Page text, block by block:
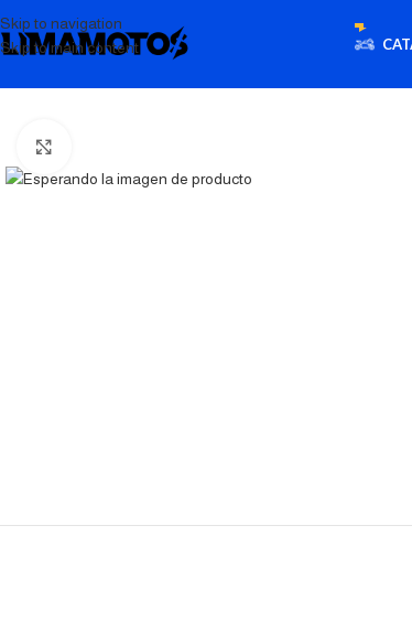
Skip to navigation
Skip to main content